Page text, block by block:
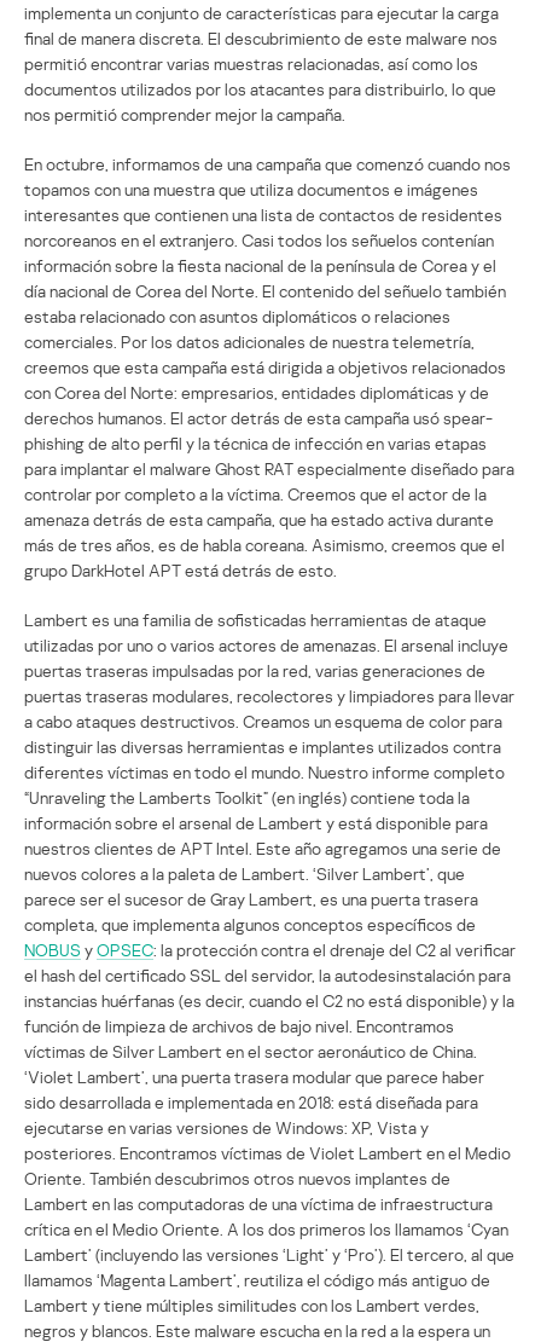
implementa un conjunto de características para ejecutar la carga
final de manera discreta. El descubrimiento de este malware nos
permitió encontrar varias muestras relacionadas, así como los
documentos utilizados por los atacantes para distribuirlo, lo que
nos permitió comprender mejor la campaña.
En octubre, informamos de una campaña que comenzó cuando nos
topamos con una muestra que utiliza documentos e imágenes
interesantes que contienen una lista de contactos de residentes
norcoreanos en el extranjero. Casi todos los señuelos contenían
información sobre la fiesta nacional de la península de Corea y el
día nacional de Corea del Norte. El contenido del señuelo también
estaba relacionado con asuntos diplomáticos o relaciones
comerciales. Por los datos adicionales de nuestra telemetría,
creemos que esta campaña está dirigida a objetivos relacionados
con Corea del Norte: empresarios, entidades diplomáticas y de
derechos humanos. El actor detrás de esta campaña usó spear-
phishing de alto perfil y la técnica de infección en varias etapas
para implantar el malware Ghost RAT especialmente diseñado para
controlar por completo a la víctima. Creemos que el actor de la
amenaza detrás de esta campaña, que ha estado activa durante
más de tres años, es de habla coreana. Asimismo, creemos que el
grupo DarkHotel APT está detrás de esto.
Lambert es una familia de sofisticadas herramientas de ataque
utilizadas por uno o varios actores de amenazas. El arsenal incluye
puertas traseras impulsadas por la red, varias generaciones de
puertas traseras modulares, recolectores y limpiadores para llevar
a cabo ataques destructivos. Creamos un esquema de color para
distinguir las diversas herramientas e implantes utilizados contra
diferentes víctimas en todo el mundo. Nuestro informe completo
“Unraveling the Lamberts Toolkit” (en inglés) contiene toda la
información sobre el arsenal de Lambert y está disponible para
nuestros clientes de APT Intel. Este año agregamos una serie de
nuevos colores a la paleta de Lambert. ‘Silver Lambert’, que
parece ser el sucesor de Gray Lambert, es una puerta trasera
completa, que implementa algunos conceptos específicos de
NOBUS yOPSEC: la protección contra el drenaje del C2 al verificar
el hash del certificado SSL del servidor, la autodesinstalación para
instancias huérfanas (es decir, cuando el C2 no está disponible) y la
función de limpieza de archivos de bajo nivel. Encontramos
víctimas de Silver Lambert en el sector aeronáutico de China.
‘Violet Lambert’, una puerta trasera modular que parece haber
sido desarrollada e implementada en 2018: está diseñada para
ejecutarse en varias versiones de Windows: XP, Vista y
posteriores. Encontramos víctimas de Violet Lambert en el Medio
Oriente. También descubrimos otros nuevos implantes de
Lambert en las computadoras de una víctima de infraestructura
crítica en el Medio Oriente. A los dos primeros los llamamos ‘Cyan
Lambert’ (incluyendo las versiones ‘Light’ y ‘Pro’). El tercero, al que
llamamos ‘Magenta Lambert’, reutiliza el código más antiguo de
Lambert y tiene múltiples similitudes con los Lambert verdes,
negros y blancos. Este malware escucha en la red a la espera un